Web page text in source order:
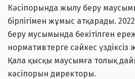
Кәсіпорында жылу беру
бірлігімен жұмыс атқарады.
беру мусымында бекітілген
нормативтерге сәйкес
Қала қысқы маусымға толық
кәсіпорын директоры.